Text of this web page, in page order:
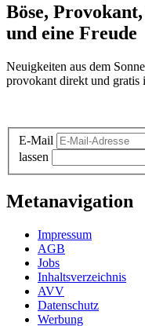
Böse,
und eine Freude
Neuigkeiten aus dem
provokant direkt und gratis
E-Mail
lassen
Metanavigation
Impressum
AGB
Jobs
Inhaltsverzeichnis
AVV
Datenschutz
Werbung